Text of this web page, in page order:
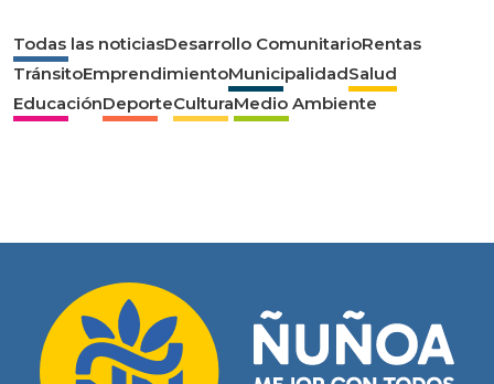
Todas las noticiasDesarrollo ComunitarioRentas
TránsitoEmprendimientoMunicipalidadSalud
EducaciónDeporteCulturaMedio Ambiente